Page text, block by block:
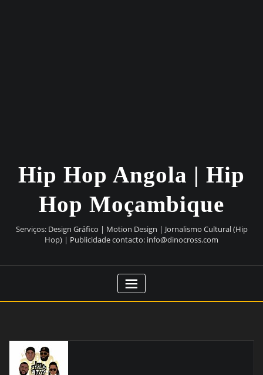
Hip Hop Angola | Hip
Hop Moçambique
Serviços: Design Gráfico | Motion Design | Jornalismo Cultural (Hip
Hop) | Publicidade contacto: info@dinocross.com